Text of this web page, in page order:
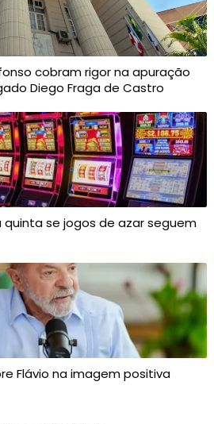
cobram rigor na apuração
Diego Fraga de Castro
quinta se jogos de azar seguem
Flávio na imagem positiva